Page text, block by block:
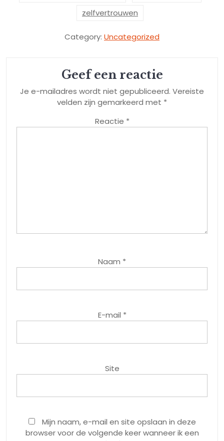
zelfvertrouwen
Category: Uncategorized
Geef een reactie
Je e-mailadres wordt niet gepubliceerd. Vereiste
velden zijn gemarkeerd met *
Reactie *
Naam *
E-mail *
Site
Mijn naam, e-mail en site opslaan in deze
browser voor de volgende keer wanneer ik een